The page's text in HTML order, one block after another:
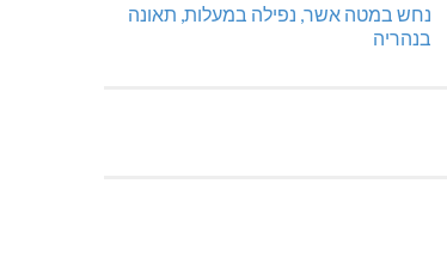
נחש במטה אשר, נפילה במעלות, תאונה
בנהריה